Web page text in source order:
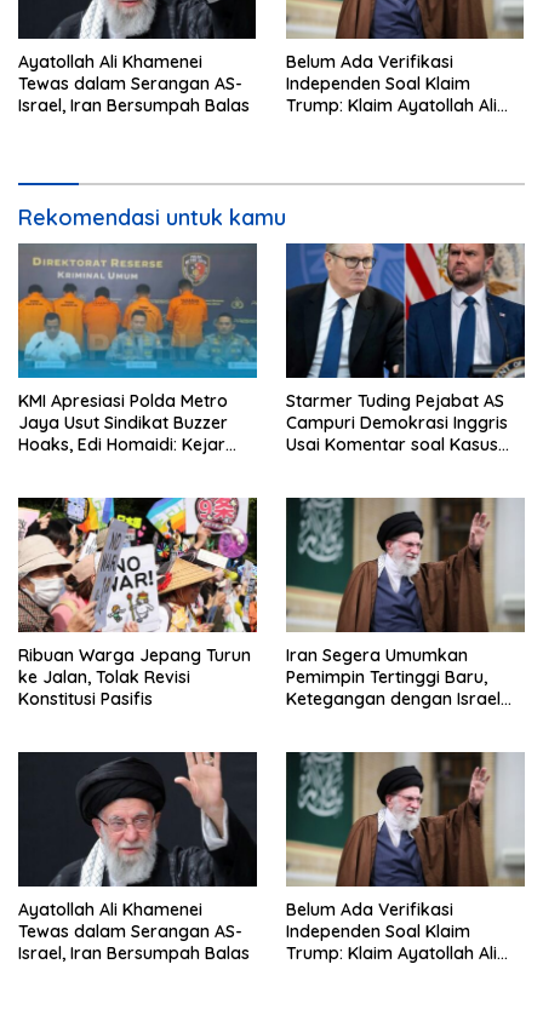
Ayatollah Ali Khamenei
Tewas dalam Serangan AS-
Israel, Iran Bersumpah Balas
Belum Ada Verifikasi
Independen Soal Klaim
Trump: Klaim Ayatollah Ali
Rekomendasi untuk kamu
KMI Apresiasi Polda Metro
Jaya Usut Sindikat Buzzer
Hoaks, Edi Homaidi: Kejar
Starmer Tuding Pejabat AS
Campuri Demokrasi Inggris
Usai Komentar soal Kasus
Ribuan Warga Jepang Turun
ke Jalan, Tolak Revisi
Konstitusi Pasifis
Iran Segera Umumkan
Pemimpin Tertinggi Baru,
Ketegangan dengan Israel
Ayatollah Ali Khamenei
Tewas dalam Serangan AS-
Israel, Iran Bersumpah Balas
Belum Ada Verifikasi
Independen Soal Klaim
Trump: Klaim Ayatollah Ali